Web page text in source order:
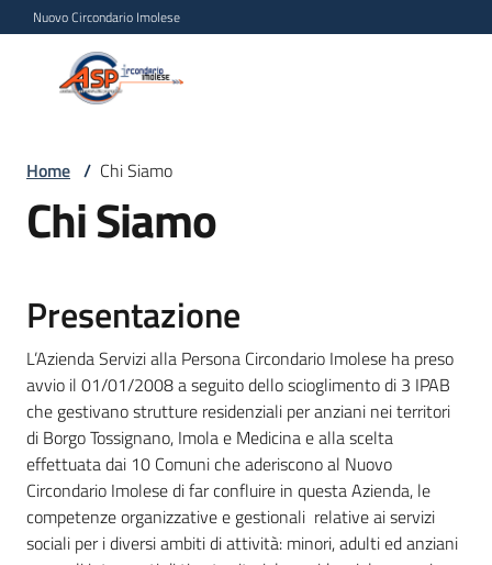
Vai al contenuto
Vai alla navigazione
Vai al footer
Nuovo Circondario Imolese
Persona
Imolese
Chi
siamo
Menu selezionato
Servizi
Progetti
Novità
Home / Chi Siamo
Chi Siamo
Presentazione
L’Azienda Servizi alla Persona Circondario Imolese ha preso
avvio il 01/01/2008 a seguito dello scioglimento di 3 IPAB
che gestivano strutture residenziali per anziani nei territori
di Borgo Tossignano, Imola e Medicina e alla scelta
effettuata dai 10 Comuni che aderiscono al Nuovo
Circondario Imolese di far confluire in questa Azienda, le
competenze organizzative e gestionali relative ai servizi
sociali per i diversi ambiti di attività: minori, adulti ed anziani